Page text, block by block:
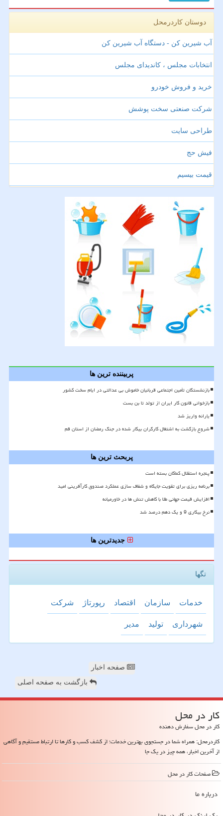
دوستان کاردرمحل
آب شیرین کن - دستگاه آب شیرین کن
انتخابات مجلس ، کاندیدای مجلس
خرید و فروش خودرو
شرکت صنعتی سخت پوشش
طراحی سایت
فیش حج
قیمت بیسیم
پربیننده ترین ها
بازنشستگان تأمین اجتماعی قربانیان خاموش بی عدالتی در ایام سخت کشور
بازخوانی قانون کار ایران از تولد تا بن بست
یارانه واریز شد
شروع بازگشت به اشتغال کارگران بیکار شده در جنگ رمضان از استان قم
پربحث ترین ها
پنجره استقلال کماکان بسته است
برنامه ریزی برای تقویت جایگاه و شفاف سازی عملکرد صندوق کارآفرینی امید
افزایش قیمت جهانی طلا با کاهش تنش ها در خاورمیانه
نرخ بیکاری 9 و یک دهم درصد شد
جدیدترین ها
تگها
خدمات سازمان اقتصاد رپورتاژ شركت
شهرداری تولید مدیر
صفحه اخبار
بازگشت به صفحه اصلی
كار در محل
کار در محل سفارش دهنده
کاردرمحل: همراه شما در جستجوی بهترین خدمات؛ از کشف کسب و کارها تا ارتباط مستقیم و آگاهی
از آخرین اخبار، همه چیز در یک جا
صفحات كار در محل
درباره ما